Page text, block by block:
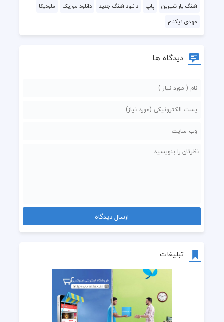
تبلیغات
آهنگ یار شیرین پاپ دانلود آهنگ جدید دانلود موزیک
ملودیکا
مهدی نیکنام
دیدگاه ها